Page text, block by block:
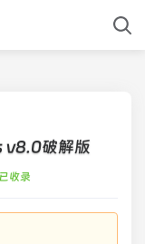
v8.0破解版
已收录